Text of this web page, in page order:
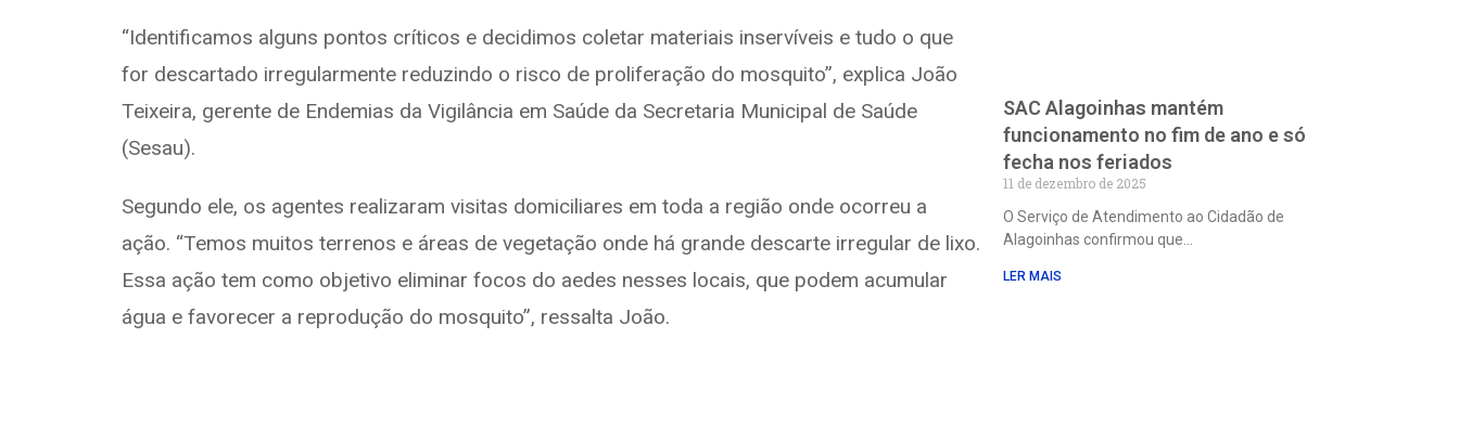
“Identificamos alguns pontos críticos e decidimos coletar materiais inservíveis e tudo o que
for descartado irregularmente reduzindo o risco de proliferação do mosquito”, explica João
Teixeira, gerente de Endemias da Vigilância em Saúde da Secretaria Municipal de Saúde
(Sesau).
Segundo ele, os agentes realizaram visitas domiciliares em toda a região onde ocorreu a
ação. “Temos muitos terrenos e áreas de vegetação onde há grande descarte irregular de lixo.
Essa ação tem como objetivo eliminar focos do aedes nesses locais, que podem acumular
água e favorecer a reprodução do mosquito”, ressalta João.
SAC Alagoinhas mantém
funcionamento no fim de ano e só
fecha nos feriados
11 de dezembro de 2025
O Serviço de Atendimento ao Cidadão de
Alagoinhas confirmou que
LER MAIS